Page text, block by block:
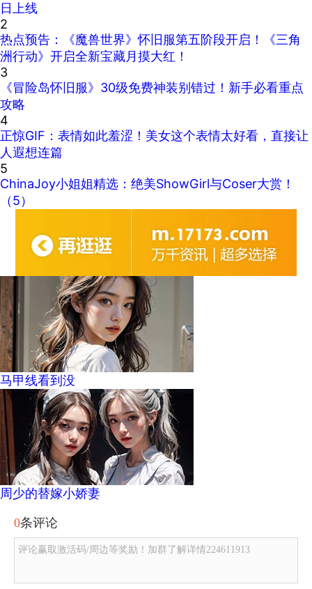
日上线
2
热点预告：《魔兽世界》怀旧服第五阶段开启！《三角
洲行动》开启全新宝藏月摸大红！
3
《冒险岛怀旧服》30级免费神装别错过！新手必看重点
攻略
4
正惊GIF：表情如此羞涩！美女这个表情太好看，直接让
人遐想连篇
5
ChinaJoy小姐姐精选：绝美ShowGirl与Coser大赏！
（5）
马甲线看到没
周少的替嫁小娇妻
0条评论
评论赢取激活码/周边等奖励！加群了解详情224611913